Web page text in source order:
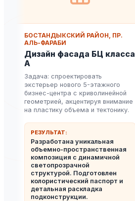
БОСТАНДЫКСКИЙ РАЙОН, ПР.
АЛЬ-ФАРАБИ
Дизайн фасада БЦ класса
А
Задача: спроектировать
экстерьер нового 5-этажного
бизнес-центра с криволинейной
геометрией, акцентируя внимание
на пластику объема и тектонику.
РЕЗУЛЬТАТ:
Разработана уникальная
объемно-пространственная
композиция с динамичной
светопрозрачной
структурой. Подготовлен
колористический паспорт и
детальная раскладка
подконструкции.